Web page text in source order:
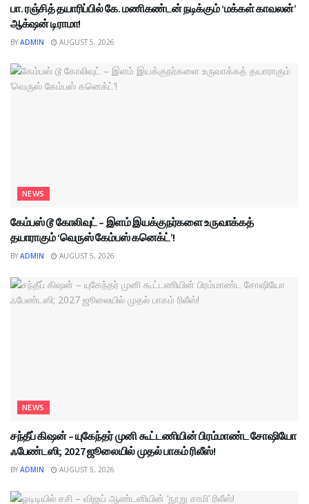
பா. ரஞ்சித் தயாரிப்பில் கே. மணிகண்டன் நடிக்கும் ‘மக்கள் காவலன்’
ஆக்‌ஷன் டிராமா!
BY ADMIN AUGUST 5, 2026
NEWS
கேம்பஸ் டூ கோலிவுட் – இளம் இயக்குநர்களை உருவாக்கத்
தயாராகும் ‘வெருஸ் கேம்பஸ் கனெக்ட்’!
BY ADMIN AUGUST 5, 2026
NEWS
சந்தீப் கிஷன் – யுகேந்தர் முனி கூட்டணியின் பிரம்மாண்ட சோஷியோ
ஃபேண்டஸி; 2027 ஜூலையில் முதல் பாகம் ரிலீஸ்!
BY ADMIN AUGUST 5, 2026